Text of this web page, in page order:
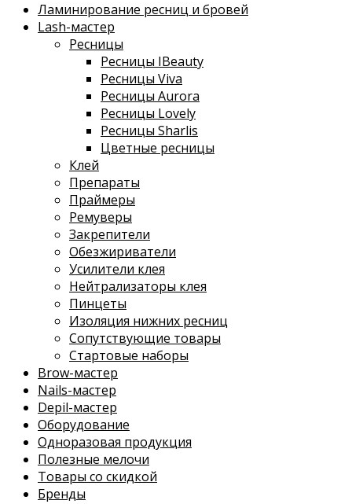
Ламинирование ресниц и бровей
Lash-мастер
Ресницы
Ресницы IBeauty
Ресницы Viva
Ресницы Aurora
Ресницы Lovely
Ресницы Sharlis
Цветные ресницы
Клей
Препараты
Праймеры
Ремуверы
Закрепители
Обезжириватели
Усилители клея
Нейтрализаторы клея
Пинцеты
Изоляция нижних ресниц
Сопутствующие товары
Стартовые наборы
Brow-мастер
Nails-мастер
Depil-мастер
Оборудование
Одноразовая продукция
Полезные мелочи
Товары со скидкой
Бренды